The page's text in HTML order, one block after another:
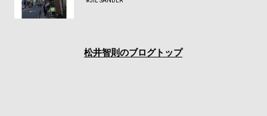
松井智則のブログトップ